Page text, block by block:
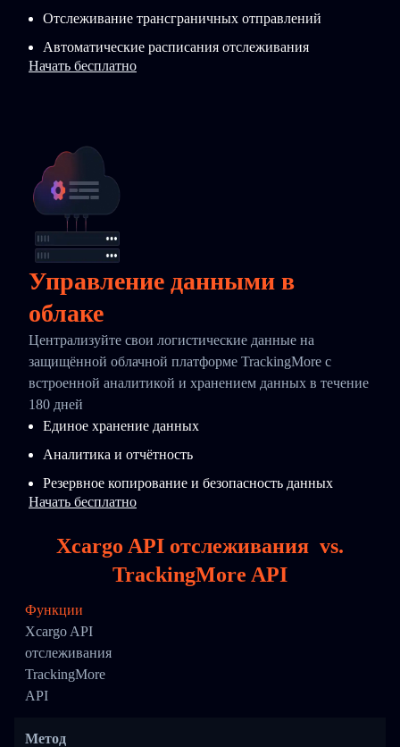
Отслеживание трансграничных отправлений
Автоматические расписания отслеживания
Начать бесплатно
Управление данными в
облаке
Централизуйте свои логистические данные на
защищённой облачной платформе TrackingMore с
встроенной аналитикой и хранением данных в течение
180 дней
Единое хранение данных
Аналитика и отчётность
Резервное копирование и безопасность данных
Начать бесплатно
Xcargo API отслеживания vs.
TrackingMore API
Функции
Xcargo API
отслеживания
TrackingMore
API
Метод